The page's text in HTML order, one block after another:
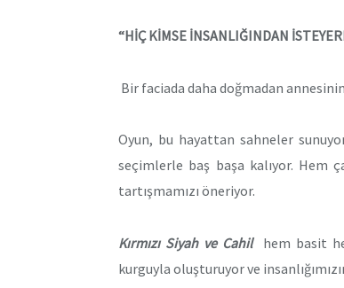
“HİÇ KİMSE İNSANLIĞINDAN
Bir faciada daha doğmadan
Oyun, bu hayattan sahneler
seçimlerle baş başa kalıyor. Hem
tartışmamızı öneriyor.
Kırmızı Siyah ve Cahil hem basit
kurguyla oluşturuyor ve